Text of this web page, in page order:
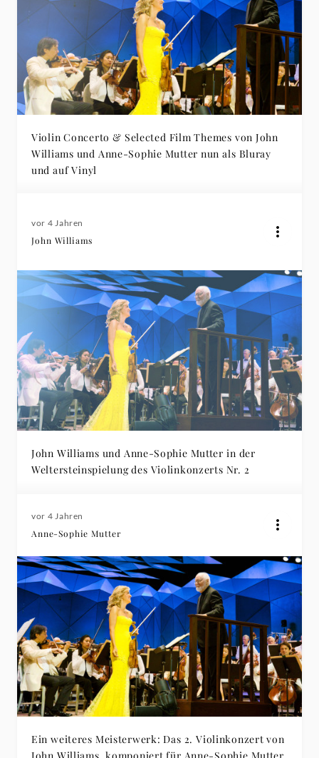
Violin Concerto & Selected Film Themes von John
Williams und Anne-Sophie Mutter nun als Bluray
und auf Vinyl
vor 4 Jahren
John Williams
John Williams und Anne-Sophie Mutter in der
Weltersteinspielung des Violinkonzerts Nr. 2
vor 4 Jahren
Anne-Sophie Mutter
Ein weiteres Meisterwerk: Das 2. Violinkonzert von